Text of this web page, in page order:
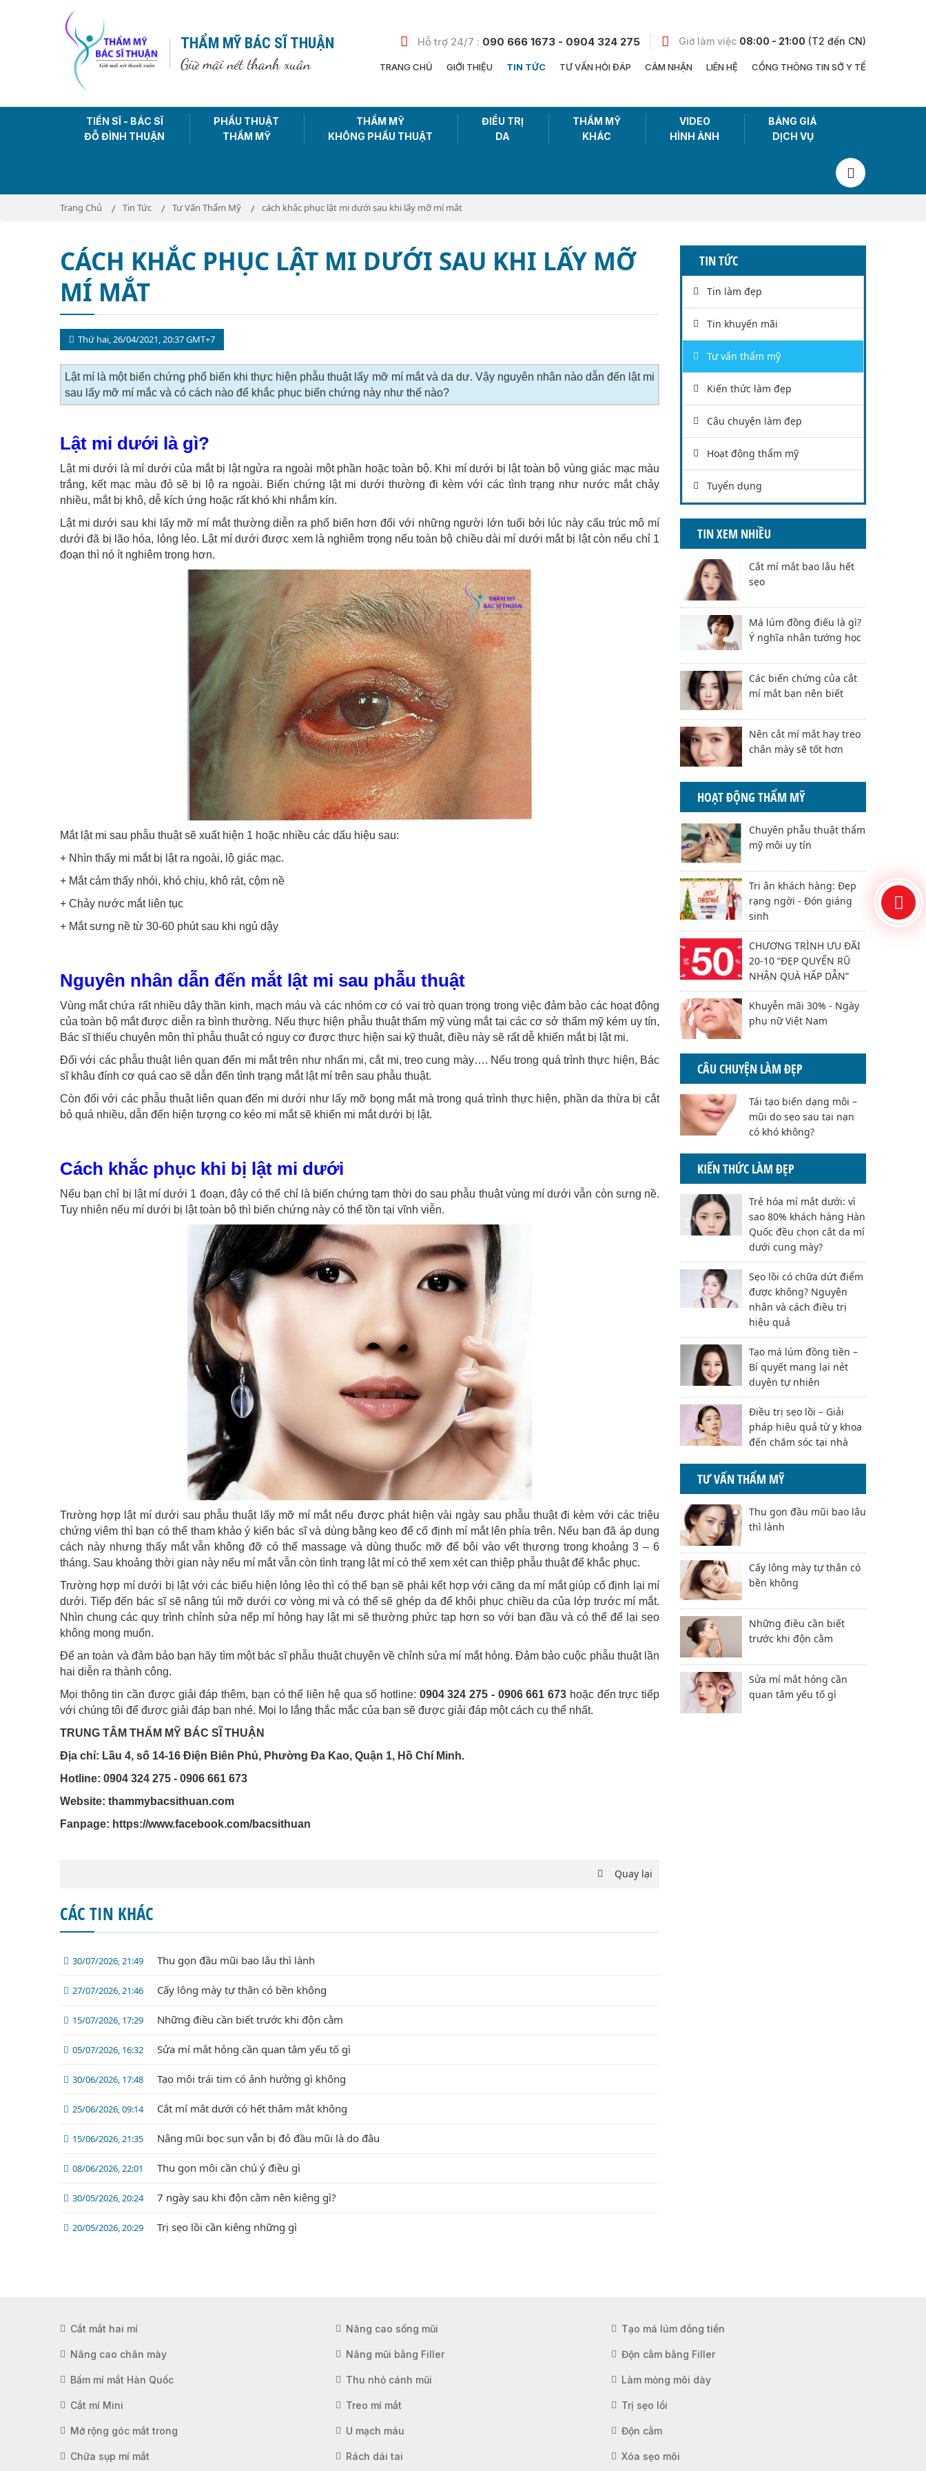
THẨM MỸ BÁC SĨ THUẬN
Giữ mãi nét thanh xuân
Hỗ trợ 24/7 : 090 666 1673 - 0904 324 275 Giờ làm việc 08:00 - 21:00 (T2 đến CN)
TRANG CHỦ GIỚI THIỆU TIN TỨC TƯ VẤN HỎI ĐÁP CẢM NHẬN LIÊN HỆ CỔNG THÔNG TIN SỞ Y TẾ
TIẾN SĨ - BÁC SĨ
ĐỖ ĐÌNH THUẬN
PHẨU THUẬT
THẨM MỸ
THẨM MỸ
KHÔNG PHẨU THUẬT
ĐIỀU TRỊ
DA
THẨM MỸ
KHÁC
VIDEO
HÌNH ẢNH
BẢNG GIÁ
DỊCH VỤ
Trang Chủ Tin Tức Tư Vấn Thẩm Mỹ cách khắc phục lật mi dưới sau khi lấy mỡ mí mắt
CÁCH KHẮC PHỤC LẬT MI DƯỚI SAU KHI LẤY MỠ
MÍ MẮT
Thứ hai, 26/04/2021, 20:37 GMT+7
Lật mí là một biến chứng phổ biến khi thực hiện phẫu thuật lấy mỡ mí mắt và da dư. Vậy nguyên nhân nào dẫn đến lật mi
sau lấy mỡ mí mắc và có cách nào để khắc phục biến chứng này như thế nào?
Lật mi dưới là gì?
Lật mi dưới là mí dưới của mắt bị lật ngửa ra ngoài một phần hoặc toàn bộ. Khi mí dưới bị lật toàn bộ vùng giác mạc màu
trắng, kết mạc màu đỏ sẽ bị lộ ra ngoài. Biến chứng lật mi dưới thường đi kèm với các tình trạng như nước mắt chảy
nhiều, mắt bị khô, dễ kích ứng hoặc rất khó khi nhắm kín.
Lật mi dưới sau khi lấy mỡ mí mắt thường diễn ra phổ biến hơn đối với những người lớn tuổi bởi lúc này cấu trúc mô mí
dưới đã bị lão hóa, lỏng lẻo. Lật mí dưới được xem là nghiêm trọng nếu toàn bộ chiều dài mí dưới mắt bị lật còn nếu chỉ 1
đoạn thì nó ít nghiêm trọng hơn.
Mắt lật mi sau phẫu thuật sẽ xuất hiện 1 hoặc nhiều các dấu hiệu sau:
+ Nhìn thấy mi mắt bị lật ra ngoài, lộ giác mạc.
+ Mắt cảm thấy nhói, khó chịu, khô rát, cộm nề
+ Chảy nước mắt liên tục
+ Mắt sưng nề từ 30-60 phút sau khi ngủ dậy
Nguyên nhân dẫn đến mắt lật mi sau phẫu thuật
Vùng mắt chứa rất nhiều dây thần kinh, mạch máu và các nhóm cơ có vai trò quan trọng trong việc đảm bảo các hoạt động
của toàn bộ mắt được diễn ra bình thường. Nếu thực hiện phẫu thuật thẩm mỹ vùng mắt tại các cơ sở thẩm mỹ kém uy tín,
Bác sĩ thiếu chuyên môn thì phẫu thuật có nguy cơ được thực hiện sai kỹ thuật, điều này sẽ rất dễ khiến mắt bị lật mi.
Đối với các phẫu thuật liên quan đến mi mắt trên như nhấn mi, cắt mi, treo cung mày…. Nếu trong quá trình thực hiện, Bác
sĩ khâu đính cơ quá cao sẽ dẫn đến tình trạng mắt lật mí trên sau phẫu thuật.
Còn đối với các phẫu thuật liên quan đến mi dưới như lấy mỡ bọng mắt mà trong quá trình thực hiện, phần da thừa bị cắt
bỏ quá nhiều, dẫn đến hiện tượng co kéo mi mắt sẽ khiến mi mắt dưới bị lật.
Cách khắc phục khi bị lật mi dưới
Nếu bạn chỉ bị lật mí dưới 1 đoạn, đây có thể chỉ là biến chứng tạm thời do sau phẫu thuật vùng mí dưới vẫn còn sưng nề.
Tuy nhiên nếu mí dưới bị lật toàn bộ thì biến chứng này có thể tồn tại vĩnh viễn.
Trường hợp lật mí dưới sau phẫu thuật lấy mỡ mí mắt nếu được phát hiện vài ngày sau phẫu thuật đi kèm với các triệu
chứng viêm thì bạn có thể tham khảo ý kiến bác sĩ và dùng bằng keo để cố định mí mắt lên phía trên. Nếu bạn đã áp dụng
cách này nhưng thấy mắt vẫn không đỡ có thể massage và dùng thuốc mỡ để bôi vào vết thương trong khoảng 3 – 6
tháng. Sau khoảng thời gian này nếu mí mắt vẫn còn tình trạng lật mí có thể xem xét can thiệp phẫu thuật để khắc phục.
Trường hợp mí dưới bị lật với các biểu hiện lỏng lẻo thì có thể bạn sẽ phải kết hợp với căng da mí mắt giúp cố định lại mí
dưới. Tiếp đến bác sĩ sẽ nâng túi mỡ dưới cơ vòng mi và có thể sẽ ghép da để khôi phục chiều da của lớp trước mí mắt.
Nhìn chung các quy trình chỉnh sửa nếp mí hỏng hay lật mi sẽ thường phức tạp hơn so với bạn đầu và có thể để lại sẹo
không mong muốn.
Để an toàn và đảm bảo bạn hãy tìm một bác sĩ phẫu thuật chuyên về chỉnh sửa mí mắt hỏng. Đảm bảo cuộc phẫu thuật lần
hai diễn ra thành công.
Mọi thông tin cần được giải đáp thêm, bạn có thể liên hệ qua số hotline: 0904 324 275 - 0906 661 673 hoặc đến trực tiếp
với chúng tôi để được giải đáp bạn nhé. Mọi lo lắng thắc mắc của bạn sẽ được giải đáp một cách cụ thể nhất.
TRUNG TÂM THẨM MỸ BÁC SĨ THUẬN
Địa chỉ: Lầu 4, số 14-16 Điện Biên Phủ, Phường Đa Kao, Quận 1, Hồ Chí Minh.
Hotline: 0904 324 275 - 0906 661 673
Website: thammybacsithuan.com
Fanpage: https://www.facebook.com/bacsithuan
Quay lại
CÁC TIN KHÁC
30/07/2026, 21:49 Thu gọn đầu mũi bao lâu thì lành
27/07/2026, 21:46 Cấy lông mày tự thân có bền không
15/07/2026, 17:29 Những điều cần biết trước khi độn cằm
05/07/2026, 16:32 Sửa mí mắt hỏng cần quan tâm yếu tố gì
30/06/2026, 17:48 Tạo môi trái tim có ảnh hưởng gì không
25/06/2026, 09:14 Cắt mí mắt dưới có hết thâm mắt không
15/06/2026, 21:35 Nâng mũi bọc sụn vẫn bị đỏ đầu mũi là do đâu
08/06/2026, 22:01 Thu gọn môi cần chú ý điều gì
30/05/2026, 20:24 7 ngày sau khi độn cằm nên kiêng gì?
20/05/2026, 20:29 Trị sẹo lồi cần kiêng những gì
TIN TỨC
Tin làm đẹp
Tin khuyến mãi
Tư vấn thẩm mỹ
Kiến thức làm đẹp
Câu chuyện làm đẹp
Hoạt động thẩm mỹ
Tuyển dụng
TIN XEM NHIỀU
Cắt mí mắt bao lâu hết
sẹo
Má lúm đồng điếu là gì?
Ý nghĩa nhân tướng học
Các biến chứng của cắt
mí mắt bạn nên biết
Nên cắt mí mắt hay treo
chân mày sẽ tốt hơn
HOẠT ĐỘNG THẨM MỸ
Chuyên phẫu thuật thẩm
mỹ môi uy tín
Tri ân khách hàng: Đẹp
rạng ngời - Đón giáng
sinh
CHƯƠNG TRÌNH ƯU ĐÃI
20-10 “ĐẸP QUYẾN RŨ
NHẬN QUÀ HẤP DẪN”
Khuyễn mãi 30% - Ngày
phụ nữ Việt Nam
CÂU CHUYỆN LÀM ĐẸP
Tái tạo biến dạng môi –
mũi do sẹo sau tai nạn
có khó không?
KIẾN THỨC LÀM ĐẸP
Trẻ hóa mí mắt dưới: vì
sao 80% khách hàng Hàn
Quốc đều chọn cắt da mí
dưới cung mày?
Sẹo lồi có chữa dứt điểm
được không? Nguyên
nhân và cách điều trị
hiệu quả
Tạo má lúm đồng tiền –
Bí quyết mang lại nét
duyên tự nhiên
Điều trị sẹo lồi – Giải
pháp hiệu quả từ y khoa
đến chăm sóc tại nhà
TƯ VẤN THẨM MỸ
Thu gọn đầu mũi bao lâu
thì lành
Cấy lông mày tự thân có
bền không
Những điều cần biết
trước khi độn cằm
Sửa mí mắt hỏng cần
quan tâm yếu tố gì
Cắt mắt hai mí Nâng cao sống mũi Tạo má lúm đồng tiền
Nâng cao chân mày Nâng mũi bằng Filler Độn cằm bằng Filler
Bấm mí mắt Hàn Quốc Thu nhỏ cánh mũi Làm mỏng môi dày
Cắt mí Mini Treo mí mắt Trị sẹo lồi
Mở rộng góc mắt trong U mạch máu Độn cằm
Chữa sụp mí mắt Rách dái tai Xóa sẹo môi